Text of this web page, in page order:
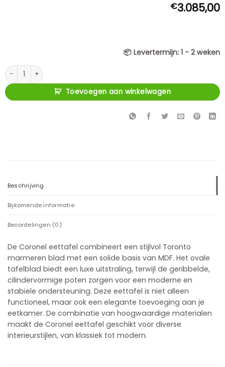
€3.085,00
📦 Levertermijn: 1 - 2 weken
Eettafel Coronel Blush beige 240 aantal
Toevoegen aan winkelwagen
Beschrijving
Bijkomende informatie
Beoordelingen (0)
De Coronel eettafel combineert een stijlvol Toronto
marmeren blad met een solide basis van MDF. Het ovale
tafelblad biedt een luxe uitstraling, terwijl de geribbelde,
cilindervormige poten zorgen voor een moderne en
stabiele ondersteuning. Deze eettafel is niet alleen
functioneel, maar ook een elegante toevoeging aan je
eetkamer. De combinatie van hoogwaardige materialen
maakt de Coronel eettafel geschikt voor diverse
interieurstijlen, van klassiek tot modern.